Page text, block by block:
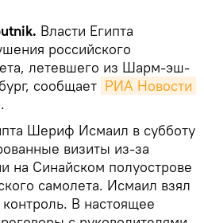
Власти Египта
российского
летевшего из Шарм-эш-
сообщает РИА Новости
Шериф Исмаил в субботу
визиты из-за
на Синайском полуострове
самолета. Исмаил взял
В настоящее